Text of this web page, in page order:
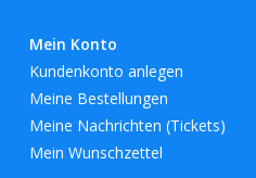
Mein Konto
Kundenkonto anlegen
Meine Bestellungen
Meine Nachrichten (Tickets)
Mein Wunschzettel